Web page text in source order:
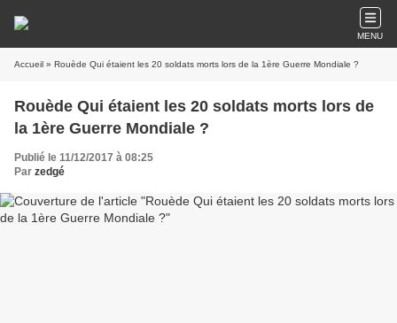
MENU
Accueil » Rouède Qui étaient les 20 soldats morts lors de la 1ère Guerre Mondiale ?
Rouède Qui étaient les 20 soldats morts lors de
la 1ère Guerre Mondiale ?
Publié le 11/12/2017 à 08:25
Par zedgé